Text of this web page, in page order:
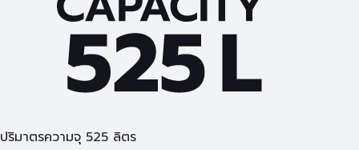
ปริมาตรความจุ 525 ลิตร